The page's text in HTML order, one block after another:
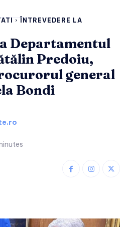
ÎNTREVEDERE LA
Departamentul
Predoiu,
general
Bondi